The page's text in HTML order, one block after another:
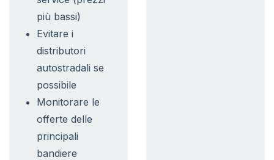
più bassi)
Evitare i
distributori
autostradali se
possibile
Monitorare le
offerte delle
principali
bandiere